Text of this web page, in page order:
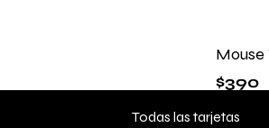
Mouse
$390
Todas las tarjetas